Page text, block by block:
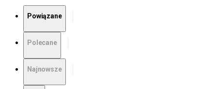
Powiązane
Polecane
Najnowsze